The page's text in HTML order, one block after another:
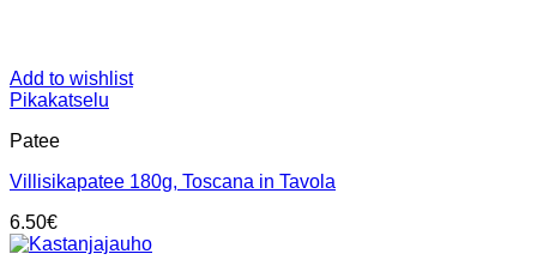
Add to wishlist
Pikakatselu
Patee
Villisikapatee 180g, Toscana in Tavola
6.50€